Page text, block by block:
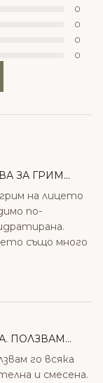
0
0
0
0
ЗА ГРИМ...
на лицето
по-
също много
ПОЛЗВАМ...
го всяка
и смесена.